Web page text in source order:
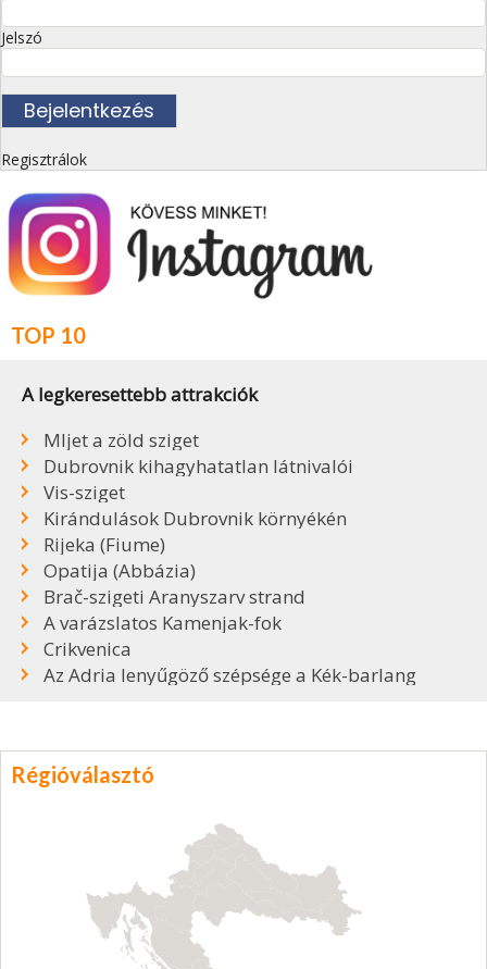
Jelszó
Regisztrálok
TOP 10
A legkeresettebb attrakciók
Mljet a zöld sziget
Dubrovnik kihagyhatatlan látnivalói
Vis-sziget
Kirándulások Dubrovnik környékén
Rijeka (Fiume)
Opatija (Abbázia)
Brač-szigeti Aranyszarv strand
A varázslatos Kamenjak-fok
Crikvenica
Az Adria lenyűgöző szépsége a Kék-barlang
Régióválasztó